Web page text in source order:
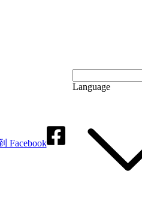
Facebook
Language